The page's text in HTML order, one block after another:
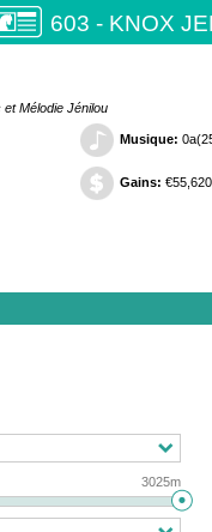
603 - KNOX
Mélodie Jénilou
Musique:
Gains: €55,620
3025m